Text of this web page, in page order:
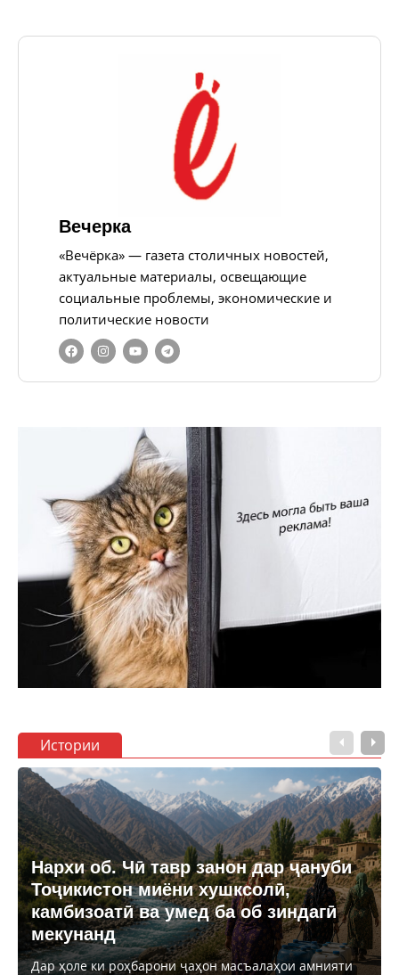
Вечерка
«Вечёрка» — газета столичных новостей,
актуальные материалы, освещающие
социальные проблемы, экономические и
политические новости
Истории
Нархи об. Чӣ тавр занон дар ҷануби
Тоҷикистон миёни хушксолӣ,
камбизоатӣ ва умед ба об зиндагӣ
мекунанд
Дар ҳоле ки роҳбарони ҷаҳон масъалаҳои амнияти